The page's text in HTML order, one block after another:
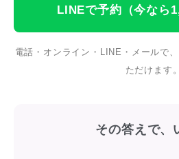
LINEで予約（今なら
電話・オンライン・LINE・メールで
ただけます。
その答えで、